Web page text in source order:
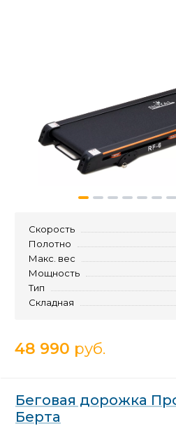
Скорость
Полотно
Макс. вес
Мощность
Тип
Складная
48 990 руб.
Беговая дорожка
Берта